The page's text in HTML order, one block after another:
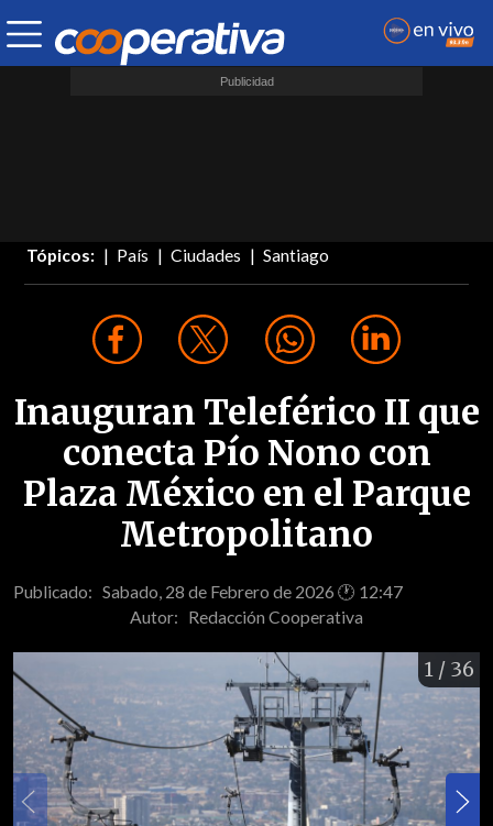
Tópicos: País Ciudades Santiago
Inauguran Teleférico II que
conecta Pío Nono con
Plaza México en el Parque
Metropolitano
Publicado: Sabado, 28 de Febrero de 2026 🕐 12:47
Autor: Redacción Cooperativa
1 / 36